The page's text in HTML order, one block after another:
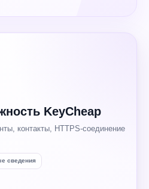
KeyCheap
HTTPS-соединение
сведения